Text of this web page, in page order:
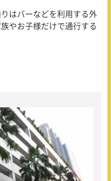
はバーなどを利用する外
やお子様だけで通行する